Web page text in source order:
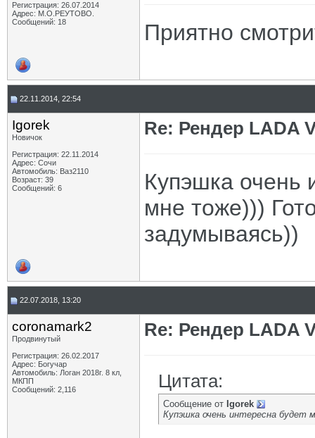
Регистрация: 26.07.2014
Адрес: М.О.РЕУТОВО.
Сообщений: 18
Приятно
22.11.2014, 22:54
Igorek
Новичок
Регистрация: 22.11.2014
Адрес: Сочи
Автомобиль: Ваз2110
Возраст: 39
Сообщений: 6
Re: Рендер LADA
Купэшка очень
мне тоже)))
задумываясь))
22.07.2018, 13:20
coronamark2
Продвинутый
Регистрация: 26.02.2017
Адрес: Богучар
Автомобиль: Логан 2018г. 8 кл,
МКПП
Сообщений: 2,116
Re: Рендер LADA
Цитата:
Сообщение от Igorek
Купэшка очень интересна будет